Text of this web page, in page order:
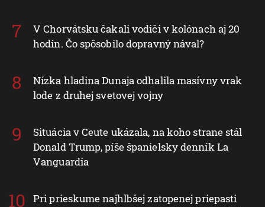
V Chorvátsku čakali vodiči v kolónach aj 20
hodín. Čo spôsobilo dopravný nával?
Nízka hladina Dunaja odhalila masívny vrak
lode z druhej svetovej vojny
Situácia v Ceute ukázala, na koho strane stál
Donald Trump, píše španielsky denník La
Vanguardia
Pri prieskume najhlbšej zatopenej priepasti